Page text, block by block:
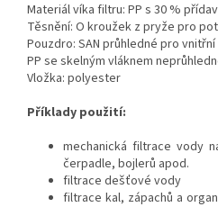
Materiál víka filtru: PP s 30 %
Těsnění: O kroužek z pryže pro
Pouzdro: SAN průhledné pro
PP se skelným vláknem
Vložka: polyester
Příklady použití:
mechanická filtrace vody
čerpadle, bojlerů apod.
filtrace dešťové vody
filtrace kal, zápachů a